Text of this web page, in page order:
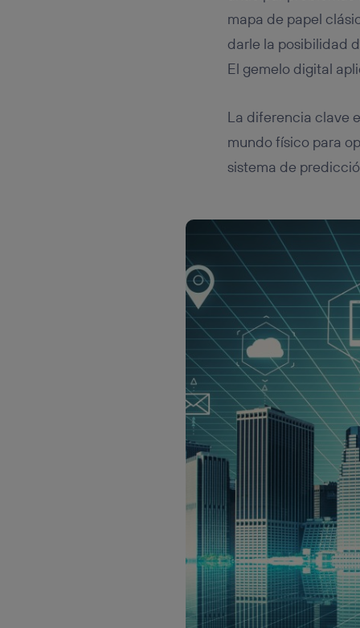
mapa de papel
darle la posibilidad
El gemelo digital
La diferencia clave
mundo físico para
sistema de